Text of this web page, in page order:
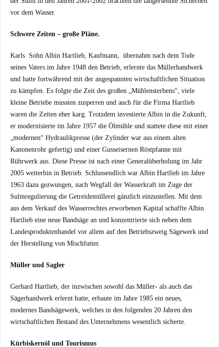
vor dem Wasser.
Schwere Zeiten – große Pläne.
Karls Sohn Albin Hartlieb, Kaufmann, übernahm nach dem Tode
seines Vaters im Jahre 1948 den Betrieb, erlernte das Müllerhandwerk
und hatte fortwährend mit der angespannten wirtschaftlichen Situation
zu kämpfen. Es folgte die Zeit des großen „Mühlensterbens“, viele
kleine Betriebe mussten zusperren und auch für die Firma Hartlieb
waren die Zeiten eher karg. Trotzdem investierte Albin in die Zukunft,
er modernisierte im Jahre 1957 die Ölmühle und stattete diese mit einer
„modernen“ Hydraulikpresse (der Zylinder war aus einem alten
Kanonenrohr gefertig) und einer Gusseisernen Röstpfanne mit
Rührwerk aus. Diese Presse ist nach einer Generalüberholung im Jahr
2005 weiterhin in Betrieb. Schlussendlich war Albin Hartlieb im Jahre
1963 dazu gezwungen, nach Wegfall der Wasserkraft im Zuge der
Sulmregulierung die Getreidemüllerei gänzlich einzustellen. Mit dem
aus dem Verkauf des Wasserrechtes erworbenen Kapital schaffte Albin
Hartlieb eine neue Bandsäge an und konzentrierte sich neben dem
Landesproduktenhandel vor allem auf den Betriebszweig Sägewerk und
der Herstellung von Mischfutter.
Müller und Sagler
Gerhard Hartlieb, der inzwischen sowohl das Müller- als auch das
Sägerhandwerk erlernt hatte, erbaute im Jahre 1985 ein neues,
modernes Bandsägewerk, welches in den folgenden 20 Jahren den
wirtschaftlichen Bestand des Unternehmens wesentlich sicherte.
Kürbiskernöl und Tourismus